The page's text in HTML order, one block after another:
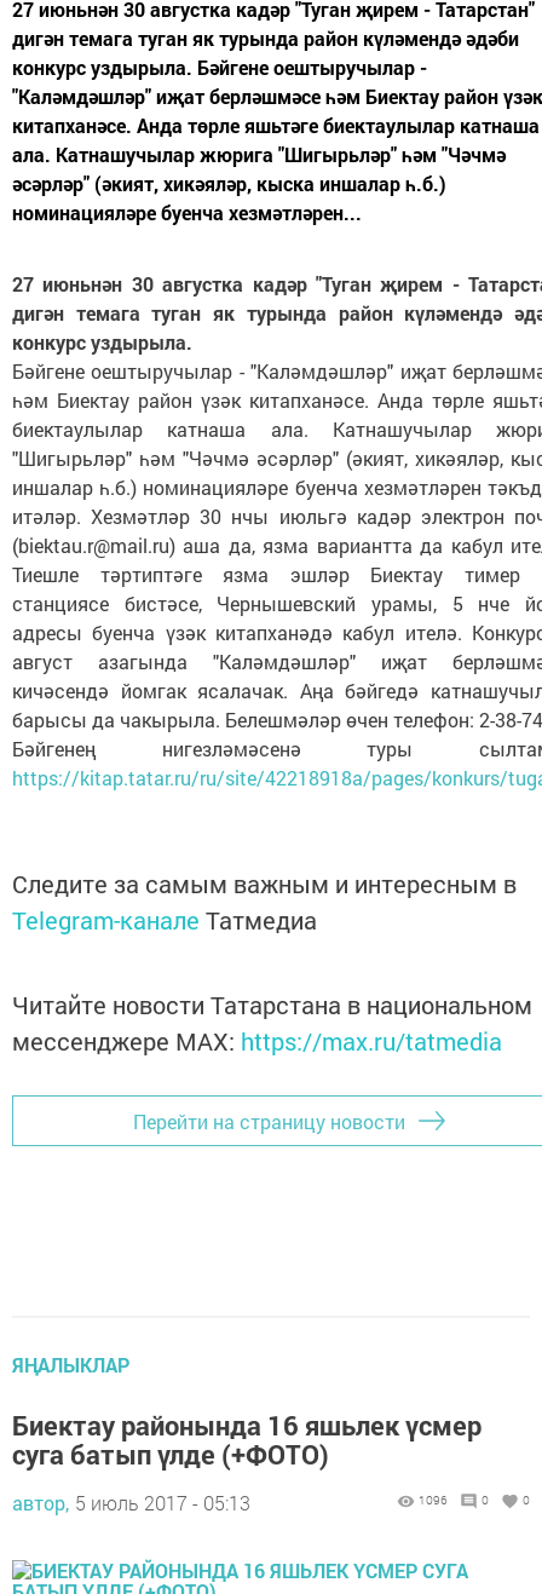
27 июньнән 30 августка кадәр "Туган җирем - Татарстан"
дигән темага туган як турында район күләмендә әдәби
конкурс уздырыла. Бәйгене оештыручылар -
"Каләмдәшләр" иҗат берләшмәсе һәм Биектау район үзәк
китапханәсе. Анда төрле яшьтәге биектаулылар катнаша
ала. Катнашучылар жюрига "Шигырьләр" һәм "Чәчмә
әсәрләр" (әкият, хикәяләр, кыска иншалар һ.б.)
номинацияләре буенча хезмәтләрен...
27 июньнән 30 августка кадәр "Туган җирем -
дигән темага туган як турында район күләмендә
конкурс уздырыла.
Бәйгене оештыручылар - "Каләмдәшләр" иҗат
һәм Биектау район үзәк китапханәсе. Анда төрле
биектаулылар катнаша ала. Катнашучылар
"Шигырьләр" һәм "Чәчмә әсәрләр" (әкият, хикәяләр,
иншалар һ.б.) номинацияләре буенча хезмәтләрен
итәләр. Хезмәтләр 30 нчы июльгә кадәр электрон
(biektau.r@mail.ru) аша да, язма вариантта да кабул
Тиешле тәртиптәге язма эшләр Биектау тимер
станциясе бистәсе, Чернышевский урамы, 5 нче
адресы буенча үзәк китапханәдә кабул ителә.
август азагында "Каләмдәшләр" иҗат
кичәсендә йомгак ясалачак. Аңа бәйгедә
барысы да чакырыла. Белешмәләр өчен телефон: 2-38-
Бәйгенең нигезләмәсенә туры
https://kitap.tatar.ru/ru/site/42218918a/pages/konkurs/
Следите за самым важным и интересным в
Telegram-канале Татмедиа
Читайте новости Татарстана в национальном
мессенджере MАХ: https://max.ru/tatmedia
Перейти на страницу новости
ЯҢАЛЫКЛАР
Биектау районында 16 яшьлек үсмер
суга батып үлде (+ФОТО)
автор, 5 июль 2017 - 05:13 1096 0 0